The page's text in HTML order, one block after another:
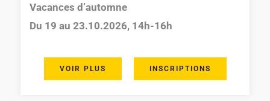
Vacances d’automne
Du 19 au 23.10.2026, 14h-16h
VOIR PLUS INSCRIPTIONS